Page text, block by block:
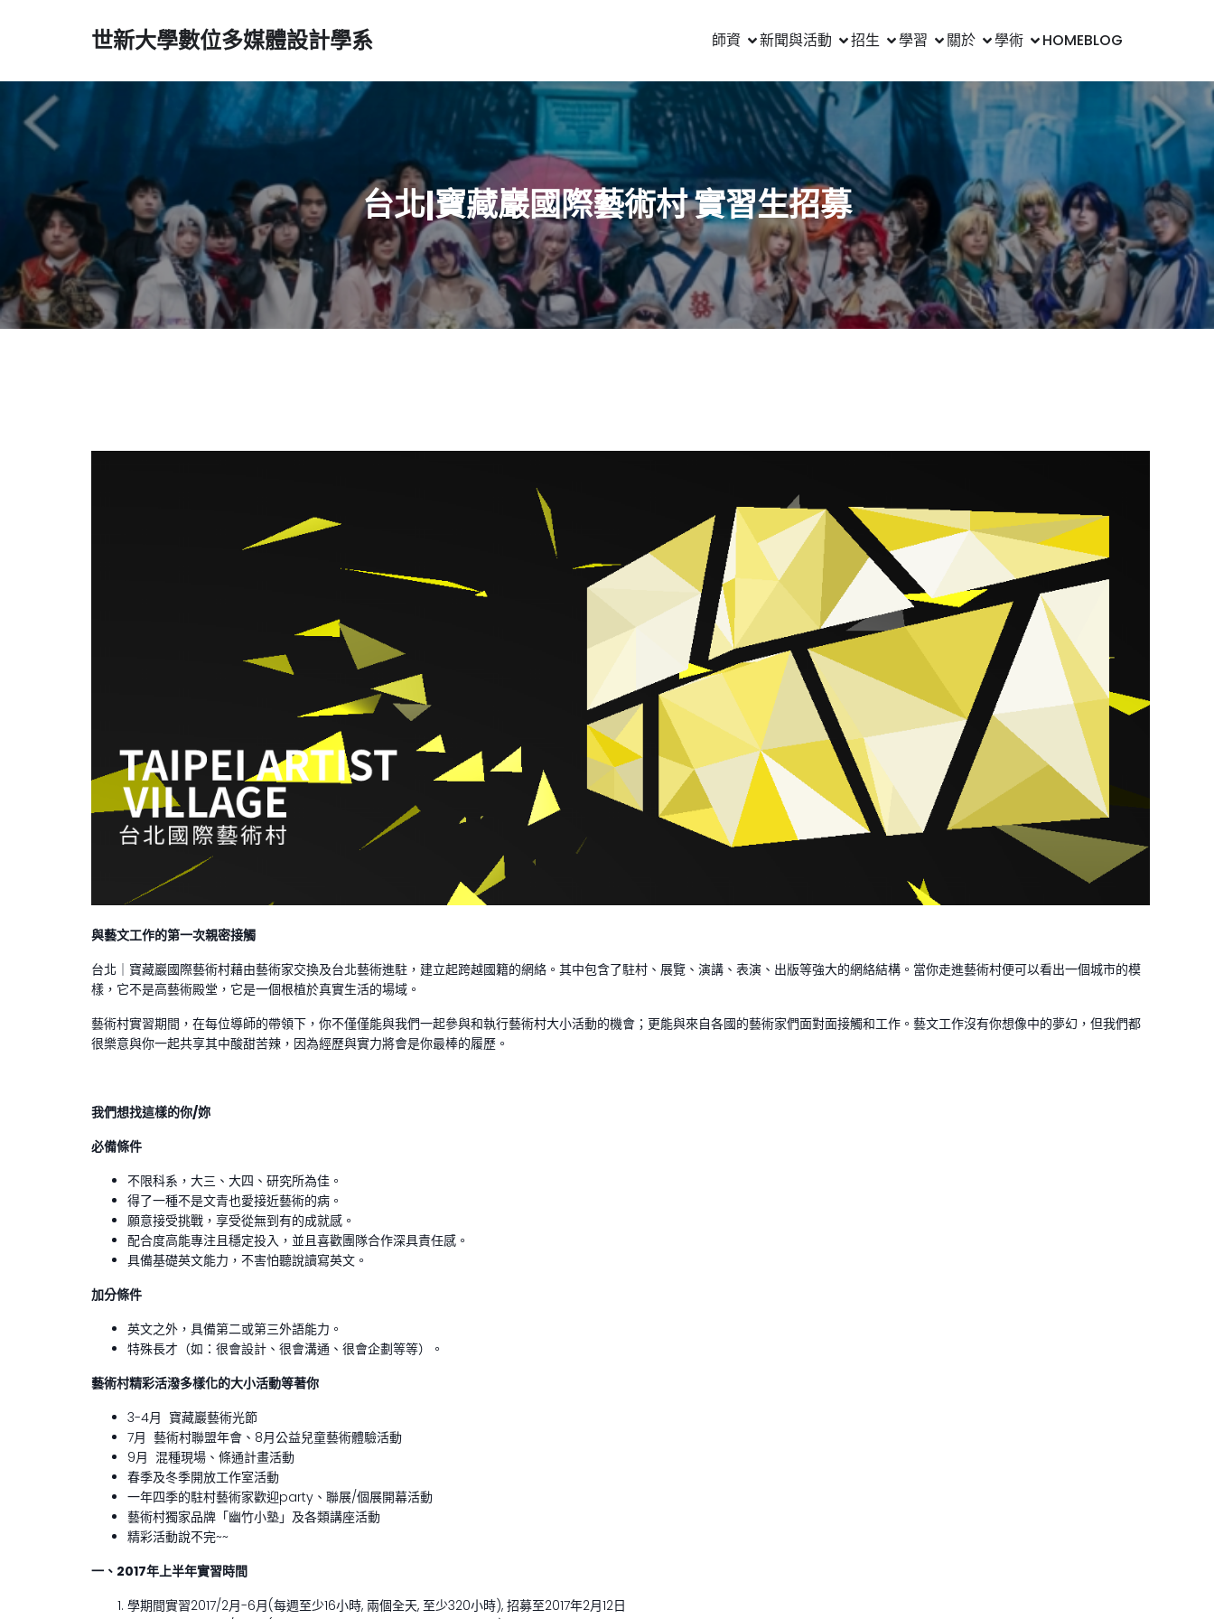
世新大學數位多媒體設計學系 師資 新聞與活動 招生 學習 關於 學術 HOMEBLOG
台北|寶藏巖國際藝術村 實習生招募
與藝文工作的第一次親密接觸
台北｜寶藏巖國際藝術村藉由藝術家交換及台北藝術進駐，建立起跨越國籍的網絡。其中包含了駐村、展覽、演講、表演、出版等強大的網絡結構。當你走進藝術村便可以看出一個城市的模
樣，它不是高藝術殿堂，它是一個根植於真實生活的場域。
藝術村實習期間，在每位導師的帶領下，你不僅僅能與我們一起參與和執行藝術村大小活動的機會；更能與來自各國的藝術家們面對面接觸和工作。藝文工作沒有你想像中的夢幻，但我們都
很樂意與你一起共享其中酸甜苦辣，因為經歷與實力將會是你最棒的履歷。
我們想找這樣的你/妳
必備條件
不限科系，大三、大四、研究所為佳。
得了一種不是文青也愛接近藝術的病。
願意接受挑戰，享受從無到有的成就感。
配合度高能專注且穩定投入，並且喜歡團隊合作深具責任感。
具備基礎英文能力，不害怕聽說讀寫英文。
加分條件
英文之外，具備第二或第三外語能力。
特殊長才（如：很會設計、很會溝通、很會企劃等等）。
藝術村精彩活潑多樣化的大小活動等著你
3-4月 寶藏巖藝術光節
7月 藝術村聯盟年會、8月公益兒童藝術體驗活動
9月 混種現場、條通計畫活動
春季及冬季開放工作室活動
一年四季的駐村藝術家歡迎party、聯展/個展開幕活動
藝術村獨家品牌「幽竹小塾」及各類講座活動
精彩活動說不完~~
一、2017年上半年實習時間
學期間實習2017/2月-6月(每週至少16小時, 兩個全天, 至少320小時), 招募至2017年2月12日